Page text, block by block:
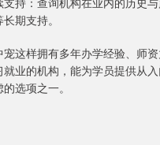
期支持。
这样拥有多年办学经验、师
就业的机构，能为学员提供从
选项之一。